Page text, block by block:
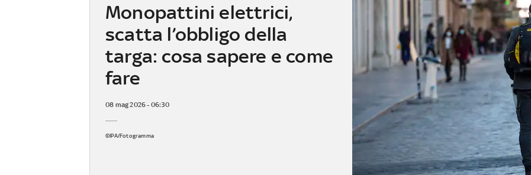
Monopattini elettrici,
scatta l’obbligo della
targa: cosa sapere e come
fare
08 mag 2026 - 06:30
©IPA/Fotogramma